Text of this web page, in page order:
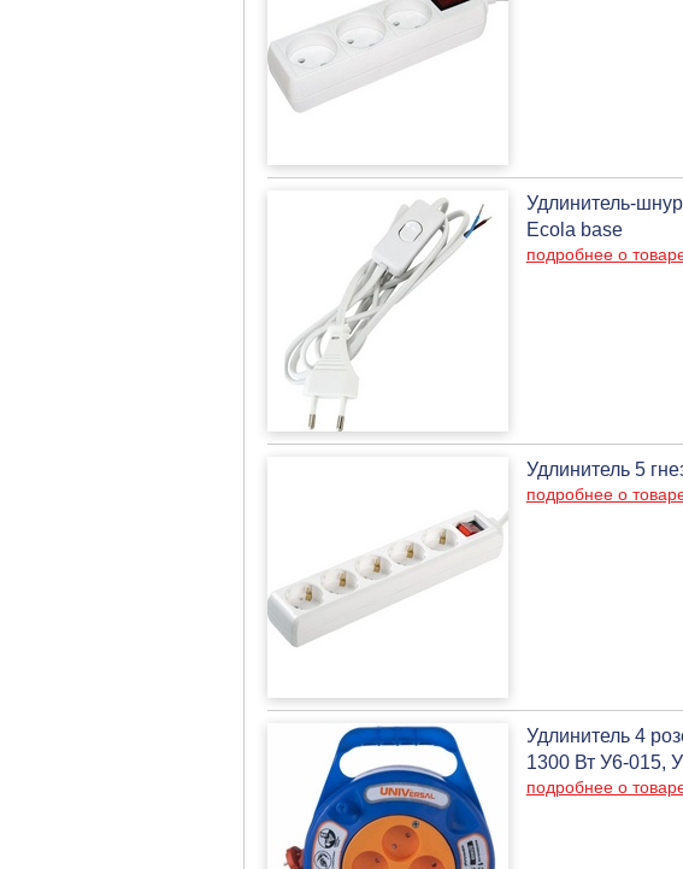
Удлинитель-
Ecola base
подробнее о
Удлинитель 5
подробнее о
Удлинитель 4
1300 Вт У6-015,
подробнее о